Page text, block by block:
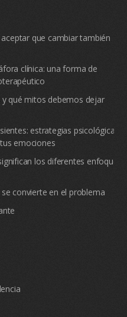
que cambiar también
clínica: una forma de
y qué mitos debemos dejar
estrategias psicológicas
emociones
los diferentes enfoques
convierte en el problema